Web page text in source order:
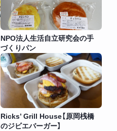
NPO法人生活自立研究会の手
づくりパン
Ricks’ Grill House【原岡桟橋
のジビエバーガー】